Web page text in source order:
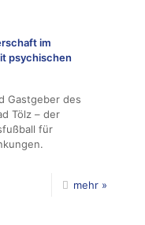
im
psychischen
Gastgeber des
Tölz – der
für
mehr »